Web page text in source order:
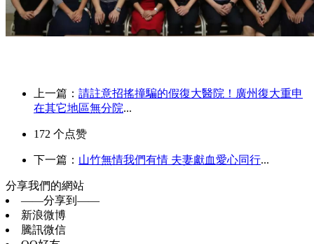
上一篇： 請註意招搖撞騙的假復大醫院！廣州復大重申
在其它地區無分院...
172 个点赞
下一篇： 山竹無情我們有情 夫妻獻血愛心同行...
分享我們的網站
——分享到——
新浪微博
騰訊微信